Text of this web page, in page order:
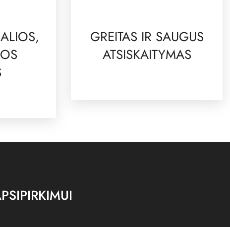
GREITAS IR SAUGUS
ATSISKAITYMAS